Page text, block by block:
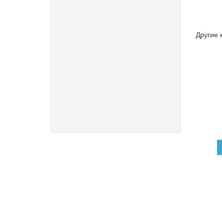
Другие